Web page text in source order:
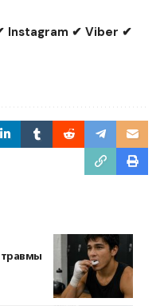
Instagram ✔ Viber ✔
травмы